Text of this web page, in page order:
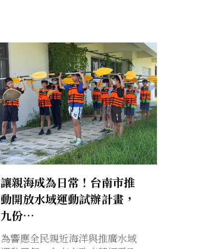
讓親海成為日常！台南市推
動開放水域運動試辦計畫，
九份…
為響應全民親近海洋與推廣水域